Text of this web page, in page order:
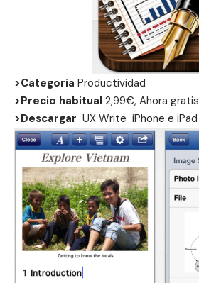
>Categoria Productividad
>Precio habitual 2,99€, Ahora gratis
>Descargar UX Write iPhone e iPad